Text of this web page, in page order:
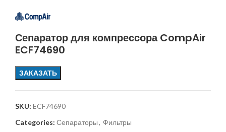
Сепаратор для компрессора CompAir
ECF74690
ЗАКАЗАТЬ
SKU: ECF74690
Categories: Сепараторы, Фильтры